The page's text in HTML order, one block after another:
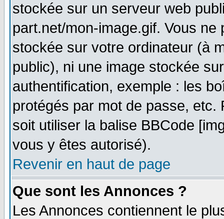
stockée sur un serveur web
part.net/mon-image.gif. Vous
stockée sur votre ordinateur (à
public), ni une image stockée
authentification, exemple : les
protégés par mot de passe,
soit utiliser la balise BBCode
vous y êtes autorisé).
Revenir en haut de page
Que sont les Annonces ?
Les Annonces contiennent le